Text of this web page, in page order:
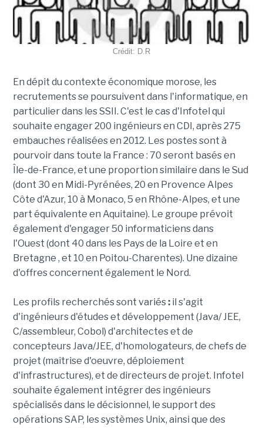
Crédit: D.R
En dépit du contexte économique morose, les
recrutements se poursuivent dans l'informatique, en
particulier dans les SSII. C'est le cas d'Infotel qui
souhaite engager 200 ingénieurs en CDI, après 275
embauches réalisées en 2012. Les postes sont à
pourvoir dans toute la France : 70 seront basés en
Île-de-France, et une proportion similaire dans le Sud
(dont 30 en Midi-Pyrénées, 20 en Provence Alpes
Côte d'Azur, 10 à Monaco, 5 en Rhône-Alpes, et une
part équivalente en Aquitaine). Le groupe prévoit
également d'engager 50 informaticiens dans
l'Ouest (dont 40 dans les Pays de la Loire et en
Bretagne , et 10 en Poitou-Charentes). Une dizaine
d'offres concernent également le Nord.
Les profils recherchés sont variés: il s'agit
d'ingénieurs d'études et développement (Java/ JEE,
C/assembleur, Cobol) d'architectes et de
concepteurs Java/JEE, d'homologateurs, de chefs de
projet (maîtrise d'oeuvre, déploiement
d'infrastructures), et de directeurs de projet. Infotel
souhaite également intégrer des ingénieurs
spécialisés dans le décisionnel, le support des
opérations SAP, les systèmes Unix, ainsi que des